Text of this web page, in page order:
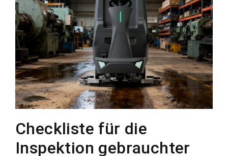
Checkliste für die
Inspektion gebrauchter